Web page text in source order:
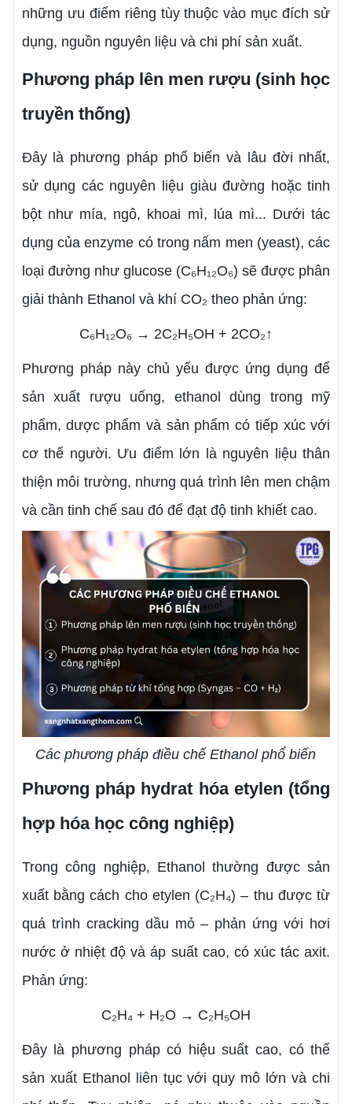
những ưu điểm riêng tùy thuộc vào mục đích sử
dụng, nguồn nguyên liệu và chi phí sản xuất.
Phương pháp lên men rượu (sinh học
truyền thống)
Đây là phương pháp phổ biến và lâu đời nhất,
sử dụng các nguyên liệu giàu đường hoặc tinh
bột như mía, ngô, khoai mì, lúa mì... Dưới tác
dụng của enzyme có trong nấm men (yeast), các
loại đường như glucose (C₆H₁₂O₆) sẽ được phân
giải thành Ethanol và khí CO₂ theo phản ứng:
C₆H₁₂O₆ → 2C₂H₅OH + 2CO₂↑
Phương pháp này chủ yếu được ứng dụng để
sản xuất rượu uống, ethanol dùng trong mỹ
phẩm, dược phẩm và sản phẩm có tiếp xúc với
cơ thể người. Ưu điểm lớn là nguyên liệu thân
thiện môi trường, nhưng quá trình lên men chậm
và cần tinh chế sau đó để đạt độ tinh khiết cao.
Các phương pháp điều chế Ethanol phổ biến
Phương pháp hydrat hóa etylen (tổng
hợp hóa học công nghiệp)
Trong công nghiệp, Ethanol thường được sản
xuất bằng cách cho etylen (C₂H₄) – thu được từ
quá trình cracking dầu mỏ – phản ứng với hơi
nước ở nhiệt độ và áp suất cao, có xúc tác axit.
Phản ứng:
C₂H₄ + H₂O → C₂H₅OH
Đây là phương pháp có hiệu suất cao, có thể
sản xuất Ethanol liên tục với quy mô lớn và chi